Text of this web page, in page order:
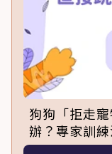
狗狗「拒走
辦？專家訓